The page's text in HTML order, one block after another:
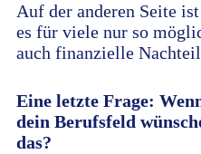
Auf der anderen Seite
es für viele nur so
auch finanzielle
Eine letzte Frage:
dein Berufsfeld
das?